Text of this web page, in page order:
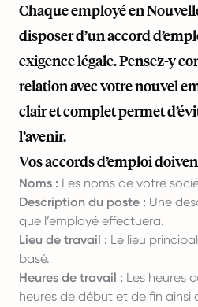
Chaque employé en
disposer d’un accord
exigence légale. Pensez-y
relation avec votre nouvel
clair et complet permet
l’avenir.
Vos accords d’emploi
Noms : Les noms de votre
Description du poste : Une
que l’employé effectuera.
Lieu de travail : Le lieu
basé.
Heures de travail : Les heures
heures de début et de fin ainsi